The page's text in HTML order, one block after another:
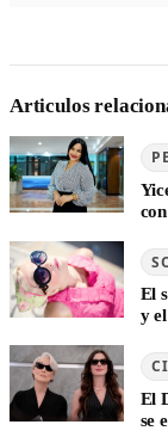
Articulos
El
y
El
se